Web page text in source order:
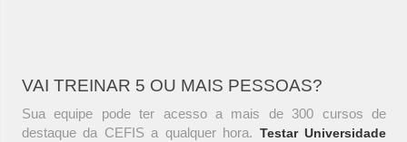
VAI TREINAR 5 OU MAIS PESSOAS?
Sua equipe pode ter acesso a mais de 300 cursos de
destaque da CEFIS a qualquer hora. Testar Universidade